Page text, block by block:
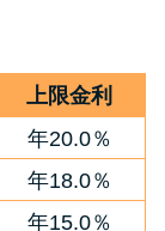
上限金利
年20.0％
年18.0％
年15.0％